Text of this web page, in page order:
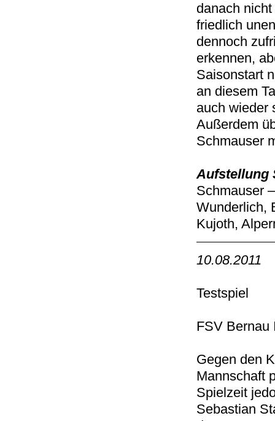
danach
friedlich
dennoch
erkennen,
Saisonstart
an diesem
auch wieder
Außerdem
Schmauser
Aufstellung
Schmauser
Wunderlich,
Kujoth,
10.08.2011
Testspiel
FSV
Gegen den
Mannschaft
Spielzeit
Sebastian